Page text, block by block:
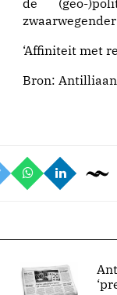
de (geo-
‘Affiniteit met
Bron: